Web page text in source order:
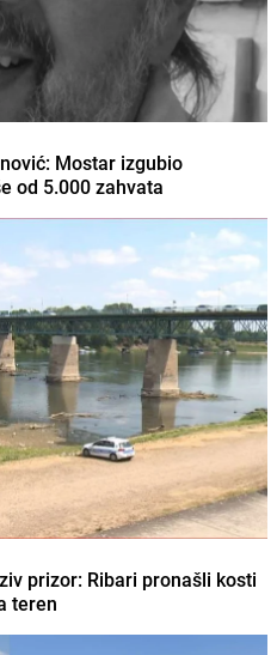
Mostar izgubio
od 5.000 zahvata
prizor: Ribari pronašli kosti
teren